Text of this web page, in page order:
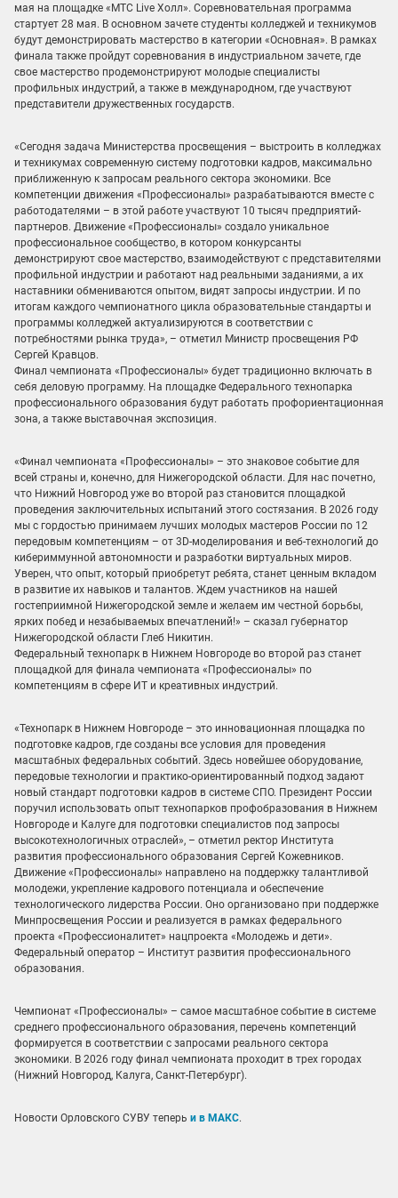
мая на площадке «МТС Live Холл». Соревновательная программа
стартует 28 мая. В основном зачете студенты колледжей и техникумов
будут демонстрировать мастерство в категории «Основная». В рамках
финала также пройдут соревнования в индустриальном зачете, где
свое мастерство продемонстрируют молодые специалисты
профильных индустрий, а также в международном, где участвуют
представители дружественных государств.
«Сегодня задача Министерства просвещения – выстроить в колледжах
и техникумах современную систему подготовки кадров, максимально
приближенную к запросам реального сектора экономики. Все
компетенции движения «Профессионалы» разрабатываются вместе с
работодателями – в этой работе участвуют 10 тысяч предприятий-
партнеров. Движение «Профессионалы» создало уникальное
профессиональное сообщество, в котором конкурсанты
демонстрируют свое мастерство, взаимодействуют с представителями
профильной индустрии и работают над реальными заданиями, а их
наставники обмениваются опытом, видят запросы индустрии. И по
итогам каждого чемпионатного цикла образовательные стандарты и
программы колледжей актуализируются в соответствии с
потребностями рынка труда», – отметил Министр просвещения РФ
Сергей Кравцов.
Финал чемпионата «Профессионалы» будет традиционно включать в
себя деловую программу. На площадке Федерального технопарка
профессионального образования будут работать профориентационная
зона, а также выставочная экспозиция.
«Финал чемпионата «Профессионалы» – это знаковое событие для
всей страны и, конечно, для Нижегородской области. Для нас почетно,
что Нижний Новгород уже во второй раз становится площадкой
проведения заключительных испытаний этого состязания. В 2026 году
мы с гордостью принимаем лучших молодых мастеров России по 12
передовым компетенциям – от 3D-моделирования и веб-технологий до
кибериммунной автономности и разработки виртуальных миров.
Уверен, что опыт, который приобретут ребята, станет ценным вкладом
в развитие их навыков и талантов. Ждем участников на нашей
гостеприимной Нижегородской земле и желаем им честной борьбы,
ярких побед и незабываемых впечатлений!» – сказал губернатор
Нижегородской области Глеб Никитин.
Федеральный технопарк в Нижнем Новгороде во второй раз станет
площадкой для финала чемпионата «Профессионалы» по
компетенциям в сфере ИТ и креативных индустрий.
«Технопарк в Нижнем Новгороде – это инновационная площадка по
подготовке кадров, где созданы все условия для проведения
масштабных федеральных событий. Здесь новейшее оборудование,
передовые технологии и практико-ориентированный подход задают
новый стандарт подготовки кадров в системе СПО. Президент России
поручил использовать опыт технопарков профобразования в Нижнем
Новгороде и Калуге для подготовки специалистов под запросы
высокотехнологичных отраслей», – отметил ректор Института
развития профессионального образования Сергей Кожевников.
Движение «Профессионалы» направлено на поддержку талантливой
молодежи, укрепление кадрового потенциала и обеспечение
технологического лидерства России. Оно организовано при поддержке
Минпросвещения России и реализуется в рамках федерального
проекта «Профессионалитет» нацпроекта «Молодежь и дети».
Федеральный оператор – Институт развития профессионального
образования.
Чемпионат «Профессионалы» – самое масштабное событие в системе
среднего профессионального образования, перечень компетенций
формируется в соответствии с запросами реального сектора
экономики. В 2026 году финал чемпионата проходит в трех городах
(Нижний Новгород, Калуга, Санкт-Петербург).
Новости Орловского СУВУ теперь и в МАКС.